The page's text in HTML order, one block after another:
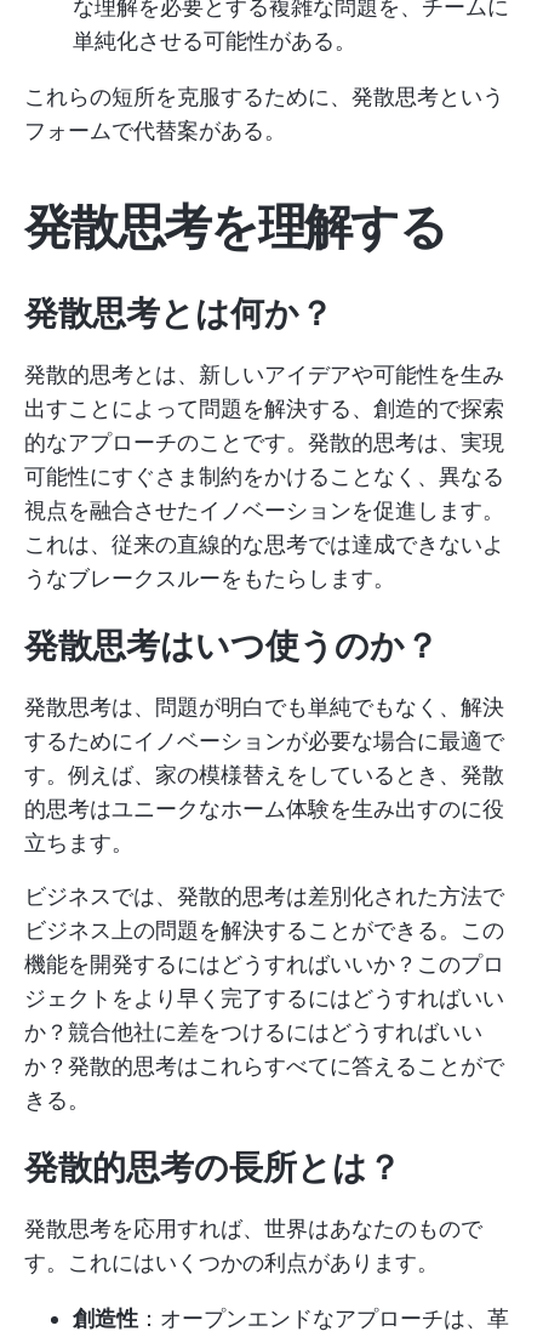
な理解を必要とする複雑な問題を、チームに
単純化させる可能性がある。
これらの短所を克服するために、発散思考という
フォームで代替案がある。
発散思考を理解する
発散思考とは何か？
発散的思考とは、新しいアイデアや可能性を生み
出すことによって問題を解決する、創造的で探索
的なアプローチのことです。発散的思考は、実現
可能性にすぐさま制約をかけることなく、異なる
視点を融合させたイノベーションを促進します。
これは、従来の直線的な思考では達成できないよ
うなブレークスルーをもたらします。
発散思考はいつ使うのか？
発散思考は、問題が明白でも単純でもなく、解決
するためにイノベーションが必要な場合に最適で
す。例えば、家の模様替えをしているとき、発散
的思考はユニークなホーム体験を生み出すのに役
立ちます。
ビジネスでは、発散的思考は差別化された方法で
ビジネス上の問題を解決することができる。この
機能を開発するにはどうすればいいか？このプロ
ジェクトをより早く完了するにはどうすればいい
か？競合他社に差をつけるにはどうすればいい
か？発散的思考はこれらすべてに答えることがで
きる。
発散的思考の長所とは？
発散思考を応用すれば、世界はあなたのもので
す。これにはいくつかの利点があります。
創造性 ：オープンエンドなアプローチは、革